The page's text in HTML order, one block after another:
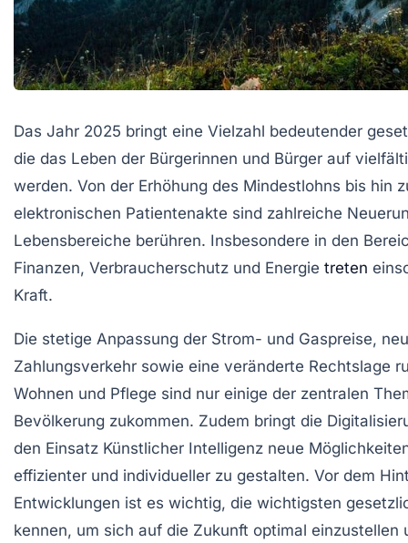
Das Jahr 2025 bringt eine Vielzahl bedeutender
die das Leben der Bürgerinnen und Bürger auf
werden. Von der Erhöhung des Mindestlohns bis hin
elektronischen Patientenakte sind zahlreiche
Lebensbereiche berühren. Insbesondere in den
Finanzen, Verbraucherschutz und Energie treten
Kraft.
Die stetige Anpassung der Strom- und Gaspreise,
Zahlungsverkehr sowie eine veränderte Rechtslage
Wohnen und Pflege sind nur einige der zentralen
Bevölkerung zukommen. Zudem bringt die
den Einsatz Künstlicher Intelligenz neue
effizienter und individueller zu gestalten. Vor dem
Entwicklungen ist es wichtig, die wichtigsten
kennen, um sich auf die Zukunft optimal einzustellen